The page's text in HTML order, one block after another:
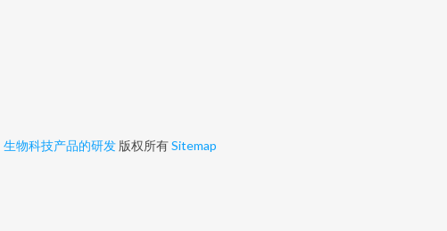
生物科技产品的研发版权所有Sitemap